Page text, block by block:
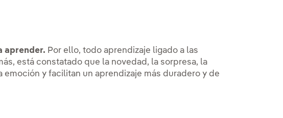
aprender. Por ello, todo aprendizaje ligado a las
está constatado que la novedad, la sorpresa, la
y facilitan un aprendizaje más duradero y de